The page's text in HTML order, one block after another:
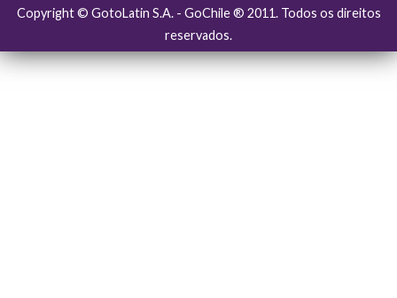
Copyright © GotoLatin S.A. - GoChile ® 2011. Todos os direitos
reservados.